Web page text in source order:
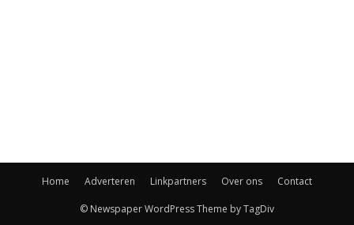
Home Adverteren Linkpartners Over ons Contact
© Newspaper WordPress Theme by TagDiv